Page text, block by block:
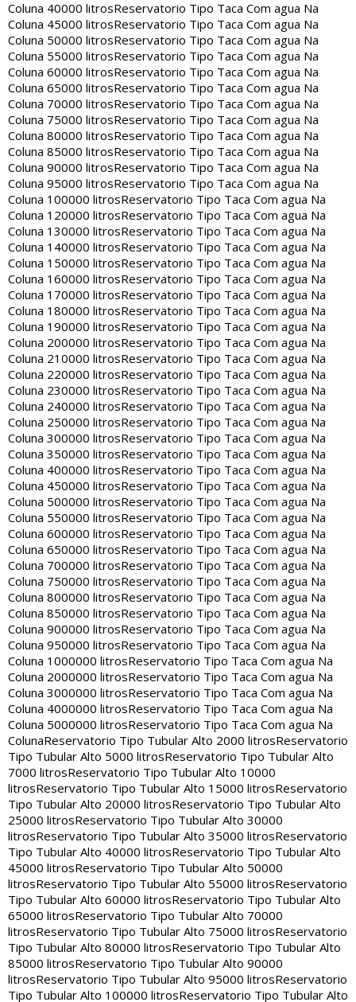
Coluna 40000 litrosReservatorio Tipo Taca Com agua Na
Coluna 45000 litrosReservatorio Tipo Taca Com agua Na
Coluna 50000 litrosReservatorio Tipo Taca Com agua Na
Coluna 55000 litrosReservatorio Tipo Taca Com agua Na
Coluna 60000 litrosReservatorio Tipo Taca Com agua Na
Coluna 65000 litrosReservatorio Tipo Taca Com agua Na
Coluna 70000 litrosReservatorio Tipo Taca Com agua Na
Coluna 75000 litrosReservatorio Tipo Taca Com agua Na
Coluna 80000 litrosReservatorio Tipo Taca Com agua Na
Coluna 85000 litrosReservatorio Tipo Taca Com agua Na
Coluna 90000 litrosReservatorio Tipo Taca Com agua Na
Coluna 95000 litrosReservatorio Tipo Taca Com agua Na
Coluna 100000 litrosReservatorio Tipo Taca Com agua Na
Coluna 120000 litrosReservatorio Tipo Taca Com agua Na
Coluna 130000 litrosReservatorio Tipo Taca Com agua Na
Coluna 140000 litrosReservatorio Tipo Taca Com agua Na
Coluna 150000 litrosReservatorio Tipo Taca Com agua Na
Coluna 160000 litrosReservatorio Tipo Taca Com agua Na
Coluna 170000 litrosReservatorio Tipo Taca Com agua Na
Coluna 180000 litrosReservatorio Tipo Taca Com agua Na
Coluna 190000 litrosReservatorio Tipo Taca Com agua Na
Coluna 200000 litrosReservatorio Tipo Taca Com agua Na
Coluna 210000 litrosReservatorio Tipo Taca Com agua Na
Coluna 220000 litrosReservatorio Tipo Taca Com agua Na
Coluna 230000 litrosReservatorio Tipo Taca Com agua Na
Coluna 240000 litrosReservatorio Tipo Taca Com agua Na
Coluna 250000 litrosReservatorio Tipo Taca Com agua Na
Coluna 300000 litrosReservatorio Tipo Taca Com agua Na
Coluna 350000 litrosReservatorio Tipo Taca Com agua Na
Coluna 400000 litrosReservatorio Tipo Taca Com agua Na
Coluna 450000 litrosReservatorio Tipo Taca Com agua Na
Coluna 500000 litrosReservatorio Tipo Taca Com agua Na
Coluna 550000 litrosReservatorio Tipo Taca Com agua Na
Coluna 600000 litrosReservatorio Tipo Taca Com agua Na
Coluna 650000 litrosReservatorio Tipo Taca Com agua Na
Coluna 700000 litrosReservatorio Tipo Taca Com agua Na
Coluna 750000 litrosReservatorio Tipo Taca Com agua Na
Coluna 800000 litrosReservatorio Tipo Taca Com agua Na
Coluna 850000 litrosReservatorio Tipo Taca Com agua Na
Coluna 900000 litrosReservatorio Tipo Taca Com agua Na
Coluna 950000 litrosReservatorio Tipo Taca Com agua Na
Coluna 1000000 litrosReservatorio Tipo Taca Com agua Na
Coluna 2000000 litrosReservatorio Tipo Taca Com agua Na
Coluna 3000000 litrosReservatorio Tipo Taca Com agua Na
Coluna 4000000 litrosReservatorio Tipo Taca Com agua Na
Coluna 5000000 litrosReservatorio Tipo Taca Com agua Na
ColunaReservatorio Tipo Tubular Alto 2000 litrosReservatorio
Tipo Tubular Alto 5000 litrosReservatorio Tipo Tubular Alto
7000 litrosReservatorio Tipo Tubular Alto 10000
litrosReservatorio Tipo Tubular Alto 15000 litrosReservatorio
Tipo Tubular Alto 20000 litrosReservatorio Tipo Tubular Alto
25000 litrosReservatorio Tipo Tubular Alto 30000
litrosReservatorio Tipo Tubular Alto 35000 litrosReservatorio
Tipo Tubular Alto 40000 litrosReservatorio Tipo Tubular Alto
45000 litrosReservatorio Tipo Tubular Alto 50000
litrosReservatorio Tipo Tubular Alto 55000 litrosReservatorio
Tipo Tubular Alto 60000 litrosReservatorio Tipo Tubular Alto
65000 litrosReservatorio Tipo Tubular Alto 70000
litrosReservatorio Tipo Tubular Alto 75000 litrosReservatorio
Tipo Tubular Alto 80000 litrosReservatorio Tipo Tubular Alto
85000 litrosReservatorio Tipo Tubular Alto 90000
litrosReservatorio Tipo Tubular Alto 95000 litrosReservatorio
Tipo Tubular Alto 100000 litrosReservatorio Tipo Tubular Alto